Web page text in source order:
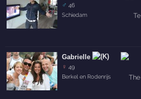
♂ 46
Schiedam
Gabrielle
♀ 49
Berkel en Rodenrijs